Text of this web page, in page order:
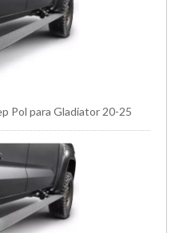
Pol para Gladiator 20-25